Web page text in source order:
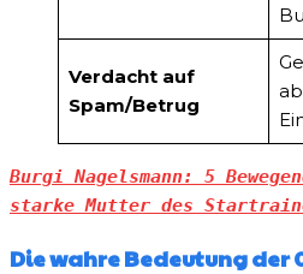
Verdacht auf
Spam/Betrug
Burgi Nagelsmann: 5
starke Mutter des
Die wahre Bedeutung der